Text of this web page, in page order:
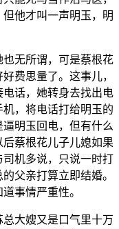
他才叫一声明玉，明
无所谓，可是蔡根花
费思量了。这事儿，
话，她转身去找出电
，将电话打给明玉的
明玉回电，但有什么
蔡根花儿子儿媳如果
机多说，只说一时打
父亲打算立即结婚。
事情严重性。
大嫂又是口气里十万